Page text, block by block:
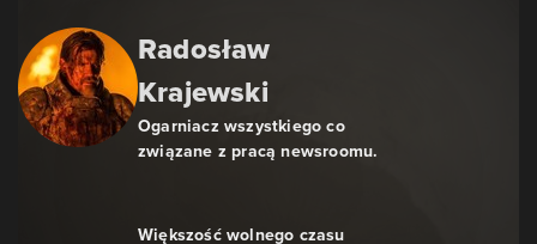
Radosław
Krajewski
Ogarniacz wszystkiego co
związane z pracą newsroomu.
Większość wolnego czasu